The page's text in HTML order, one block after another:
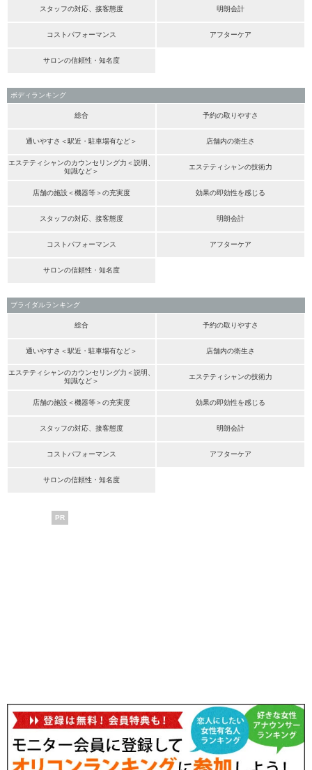
スタッフの対応、接客態度 明朗会計
コストパフォーマンス アフターケア
サロンの信頼性・知名度
ボディランキング
総合 予約の取りやすさ
通いやすさ＜駅近・駐車場有など＞ 店舗内の衛生さ
エステティシャンのカウンセリング力＜説明、
知識など＞
エステティシャンの技術力
店舗の施設＜機器等＞の充実度 効果の即効性を感じる
スタッフの対応、接客態度 明朗会計
コストパフォーマンス アフターケア
サロンの信頼性・知名度
ブライダルランキング
総合 予約の取りやすさ
通いやすさ＜駅近・駐車場有など＞ 店舗内の衛生さ
エステティシャンのカウンセリング力＜説明、
知識など＞
エステティシャンの技術力
店舗の施設＜機器等＞の充実度 効果の即効性を感じる
スタッフの対応、接客態度 明朗会計
コストパフォーマンス アフターケア
サロンの信頼性・知名度
PR